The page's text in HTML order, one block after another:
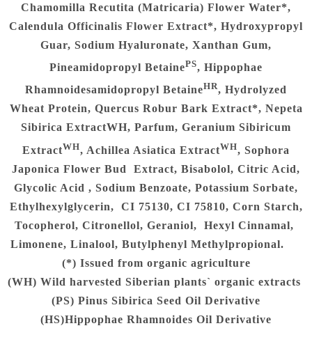
Chamomilla Recutita (Matricaria) Flower Water*,
Calendula Officinalis Flower Extract*, Hydroxypropyl
Guar, Sodium Hyaluronate, Xanthan Gum,
Pineamidopropyl BetainePS, Hippophae
Rhamnoidesamidopropyl BetaineHR, Hydrolyzed
Wheat Protein, Quercus Robur Bark Extract*, Nepeta
Sibirica ExtractWH, Parfum, Geranium Sibiricum
ExtractWH, Achillea Asiatica ExtractWH, Sophora
Japonica Flower Bud Extract, Bisabolol, Citric Acid,
Glycolic Acid , Sodium Benzoate, Potassium Sorbate,
Ethylhexylglycerin, CI 75130, CI 75810, Corn Starch,
Tocopherol, Citronellol, Geraniol, Hexyl Cinnamal,
Limonene, Linalool, Butylphenyl Methylpropional.
(*) Issued from organic agriculture
(WH) Wild harvested Siberian plants` organic extracts
(PS) Pinus Sibirica Seed Oil Derivative
(HS)Hippophae Rhamnoides Oil Derivative